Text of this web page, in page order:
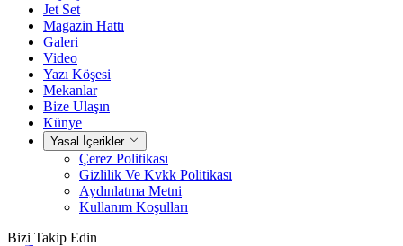
Jet Set
Magazin Hattı
Galeri
Video
Yazı Köşesi
Mekanlar
Bize Ulaşın
Künye
Yasal İçerikler
Çerez Politikası
Gizlilik Ve Kvkk Politikası
Aydınlatma Metni
Kullanım Koşulları
Bizi Takip Edin